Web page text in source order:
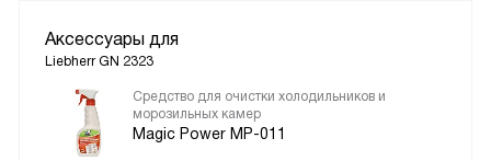
Аксессуары для
Liebherr GN 2323
Средство для очистки холодильников и
морозильных камер
Magic Power MP-011